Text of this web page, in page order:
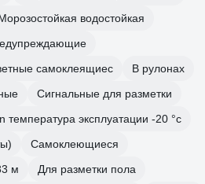
водостойкая
самоклеящиес
В рулонах
Сигнальные для разметки
температура эксплуатации -20 °с
Самоклеющиеся
м
Для разметки пола